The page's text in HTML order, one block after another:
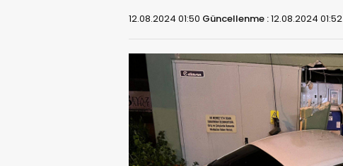
12.08.2024 01:50 Güncellenme :12.08.2024 01:52